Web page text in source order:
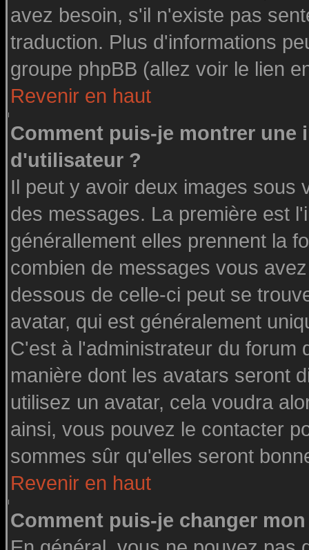
avez besoin, s'il n'existe pas
traduction. Plus d'informations
groupe phpBB (allez voir le lien
Revenir en haut
Comment puis-je montrer une
d'utilisateur ?
Il peut y avoir deux images sous
des messages. La première est
générallement elles prennent la
combien de messages vous
dessous de celle-ci peut se
avatar, qui est généralement
C'est à l'administrateur du forum
manière dont les avatars seront
utilisez un avatar, cela voudra
ainsi, vous pouvez le contacter
sommes sûr qu'elles seront
Revenir en haut
Comment puis-je changer